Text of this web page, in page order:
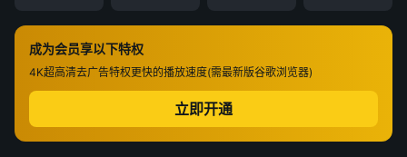
成为会员享以下特权
4K超高清去广告特权更快的播放速度(需最新版谷歌浏览器)
立即开通